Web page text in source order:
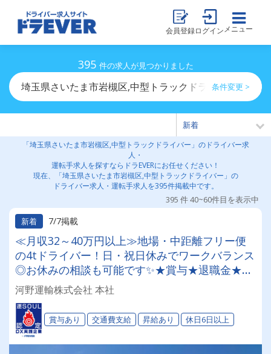
会員登録ログイン メニュー
395 件の求人が見つかりました
埼玉県さいたま市岩槻区,中型トラックドライバーのドラ
条件変更 >
「埼玉県さいたま市岩槻区,中型トラックドライバー」のドライバー求
人・
運転手求人を探すならドラEVERにお任せください！
現在、「埼玉県さいたま市岩槻区,中型トラックドライバー」の
ドライバー求人・運転手求人を395件掲載中です。
395 件 40~60件目を表示中
新着
7/7掲載
≪月収32～40万円以上≫地場・中距離フリー便
の4tドライバー！日・祝日休みでワークバランス
◎お休みの相談も可能です✨★賞与★退職金★免
許・資格取得支援制度★住宅支援制度あり
河野運輸株式会社 本社
賞与あり 交通費支給 昇給あり 休日6日以上